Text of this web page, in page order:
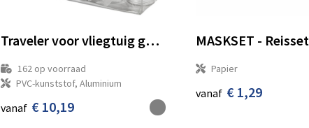
Traveler voor vliegtuig goedgekeurde reisset
162op voorraad
PVC-kunststof, Aluminium
vanaf € 10,19
Papier
vanaf € 1,29